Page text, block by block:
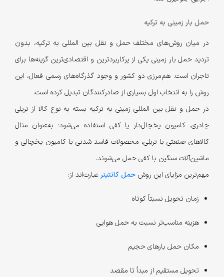
حمل بار زمینی به ترکیه
در میان روش‌های مختلف حمل و نقل بین المللی به ترکیه، بدون
تردید حمل بار زمینی یکی از پرکاربردترین و اقتصادی‌ترین گزینه‌ها برای
تاجران است. هم‌مرزی دو کشور و وجود گذرگاه‌های رسمی فعال، این
روش را به انتخاب اول بسیاری از صادرکنندگان تبدیل کرده است.
در حمل و نقل بین المللی زمینی به ترکیه بسته به نوع کالا از تریلی
چادری، کامیون یخچال‌دار یا کفی استفاده می‌شود؛ به‌عنوان مثال
کالاهای صنعتی با تریلی، محصولات فاسد شدنی با کامیون یخچالی و
ماشین‌آلات سنگین با کفی حمل می‌شوند.
مهم‌ترین مزایای این روش حمل کانتینرعبارت‌اند از:
زمان تحویل نسبتاً کوتاه
هزینه مناسب‌تر نسبت به حمل هوایی
مکان حمل بارهای حجیم
تحویل مستقیم از مبدأ تا مقصد